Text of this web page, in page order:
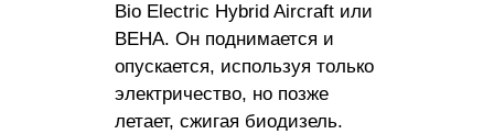
Bio Electric Hybrid Aircraft или
BEHA. Он поднимается и
опускается, используя только
электричество, но позже
летает, сжигая биодизель.